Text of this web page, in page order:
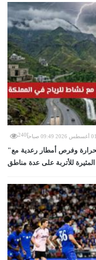
240
"الأرصاد السعودية": ارتفاع درجات الحرارة وفرص أمطار رعدية مع
للأتربة على عدة مناطق